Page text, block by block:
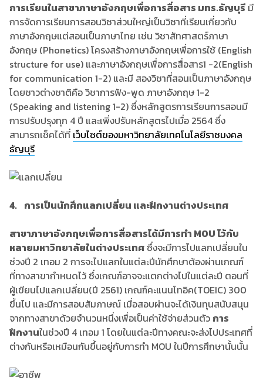
การเรียนในสาขาภาษาอังกฤษเพื่อการสื่อสาร มทร.ธัญบุรี มี
การจัดการเรียนการสอนวิชาส่วนใหญ่เป็นวิชาที่เรียนเกี่ยวกับ
ภาษาอังกฤษแต่สอนเป็นภาษาไทย เช่น วิชาสัทศาสตร์ภาษา
อังกฤษ (Phonetics) โครงสร้างภาษาอังกฤษเพื่อการใช้ (English
structure for use) และภาษาอังกฤษเพื่อการสื่อสาร1 -2(English
for communication 1-2) และมี สองวิชาที่สอนเป็นภาษาอังกฤษ
โดยชาวต่างชาติคือ วิชาการฟัง-พูด ภาษาอังกฤษ 1-2
(Speaking and listening 1-2) ซึ่งหลักสูตรการเรียนการสอนมี
การปรับปรุงทุก 4 ปี และเพิ่งปรับหลักสูตรไปเมื่อ 2564 ซึ่ง
สามารถเช็คได้ที่ เว็บไซต์ของมหาวิทยาลัยเทคโนโลยีราชมงคล
ธัญบุรี
4. การเป็นนักศึกแลกเปลี่ยน และฝึกงานต่างประเทศ
สาขาภาษาอังกฤษเพื่อการสื่อสารได้มีการทำ MOU ไว้กับ
หลายมหาวิทยาลัยในต่างประเทศ ซึ่งจะมีการไปแลกเปลี่ยนใน
ช่วงปี 2 เทอม 2 การจะไปแลกในแต่ละปีนักศึกษาต้องผ่านเกณฑ์
ที่ทางสาขากำหนดไว้ ซึ่งเกณฑ์อาจจะแตกต่างไปในแต่ละปี ตอนที่
ผู้เขียนไปแลกเปลี่ยน(ปี 2561) เกณฑ์คะแนนโทอิค(TOEIC) 300
ขึ้นไป และมีการสอบสัมภาษณ์ เมื่อสอบผ่านจะได้เงินทุนสนับสนุน
จากทางสาขาด้วยจำนวนหนึ่งเพื่อเป็นค่าใช้จ่ายส่วนตัว การ
ฝึกงานในช่วงปี 4 เทอม 1 โดยในแต่ละปีทางคณะจะส่งไปประเทศที่
ต่างกันหรือเหมือนกันขึ้นอยู่กับการทำ MOU ในปีการศึกษานั้นนั้น